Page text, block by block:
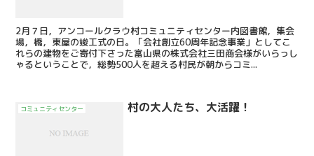
2月７日，アンコールクラウ村コミュニティセンター内図書館，集会
場，橋，東屋の竣工式の日。「会社創立60周年記念事業」としてこ
れらの建物をご寄付下さった富山県の株式会社三田商会様がいらっし
ゃるということで，総勢500人を超える村民が朝からコミ...
コミュニティセンター 村の大人たち、大活躍！